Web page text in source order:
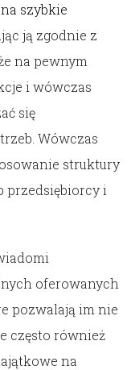
szybkie
ją zgodnie z
na pewnym
i wówczas
się
Wówczas
struktury
przedsiębiorcy i
oferowanych
pozwalają im nie
często również
na